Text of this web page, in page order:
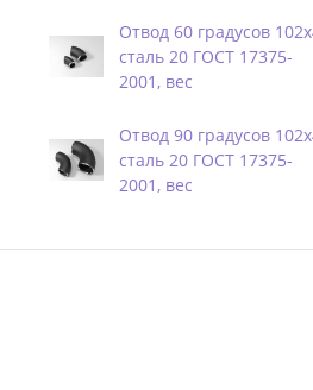
Отвод 60 градусов
сталь 20 ГОСТ 17375-
2001, вес
Отвод 90 градусов
сталь 20 ГОСТ 17375-
2001, вес